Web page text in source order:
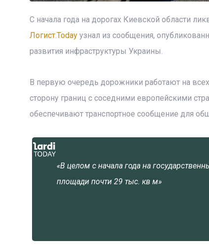
С начала года на дорогах Киевской области
Логист.Todayузнал из сообщения,
развития инфраструктуры Украины.
В первую очередь дорожники работают на
сторону границ с соседними европейскими
обеспечивают транспортное сообщение для
«В целом с начала года на
площади почти 29 тыс. кв м»